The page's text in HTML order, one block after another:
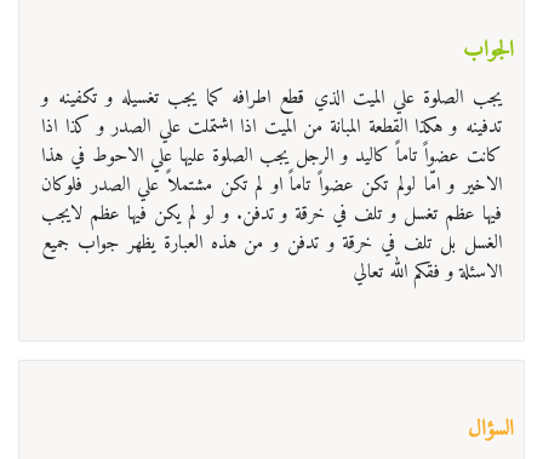
الجواب
يجب الصلوة علي الميت الذي قطع اطرافه كما يجب تغسيله و تكفينه و
تدفينه و هكذا القطعة المبانة من الميت اذا اشتملت علي الصدر و كذا اذا
كانت عضواً تاماً كالید و الرجل یجب الصلوة علیها علي الاحوط في هذا
الاخير و امّا لولم تكن عضواً تاماً او لم تکن مشتملاً علي الصدر فلوكان
فيها عظم تغسل و تلف في خرقة و تدفن. و لو لم يكن فيها عظم لايجب
الغسل بل تلف في خرقة و تدفن و من هذه العبارة يظهر جواب جميع
الاسئلة و فقكم الله تعالي
السؤال